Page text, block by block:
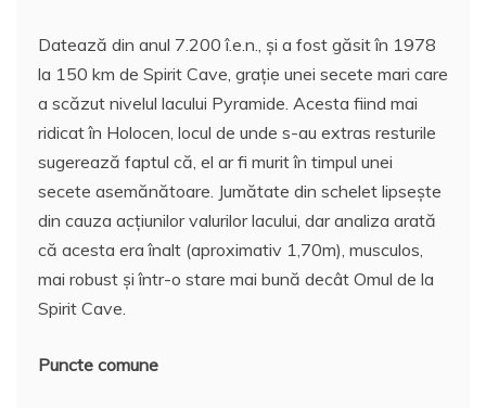
Datează din anul 7.200 î.e.n., şi a fost găsit în 1978
la 150 km de Spirit Cave, graţie unei secete mari care
a scăzut nivelul lacului Pyramide. Acesta fiind mai
ridicat în Holocen, locul de unde s-au extras resturile
sugerează faptul că, el ar fi murit în timpul unei
secete asemănătoare. Jumătate din schelet lipseşte
din cauza acţiunilor valurilor lacului, dar analiza arată
că acesta era înalt (aproximativ 1,70m), musculos,
mai robust şi într-o stare mai bună decât Omul de la
Spirit Cave.
Puncte comune